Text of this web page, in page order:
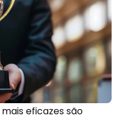
mais eficazes são